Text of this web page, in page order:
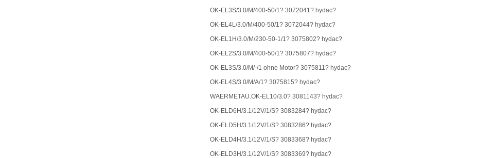
OK-EL3S/3.0/M/400-50/1? 3072041? hydac?
OK-EL4L/3.0/M/400-50/1? 3072044? hydac?
OK-EL1H/3.0/M/230-50-1/1? 3075802? hydac?
OK-EL2S/3.0/M/400-50/1? 3075807? hydac?
OK-EL3S/3.0/M/-/1 ohne Motor? 3075811? hydac?
OK-EL4S/3.0/M/A/1? 3075815? hydac?
WAERMETAU.OK-EL10/3.0? 3081143? hydac?
OK-ELD6H/3.1/12V/1/S? 3083284? hydac?
OK-ELD5H/3.1/12V/1/S? 3083286? hydac?
OK-ELD4H/3.1/12V/1/S? 3083368? hydac?
OK-ELD3H/3.1/12V/1/S? 3083369? hydac?